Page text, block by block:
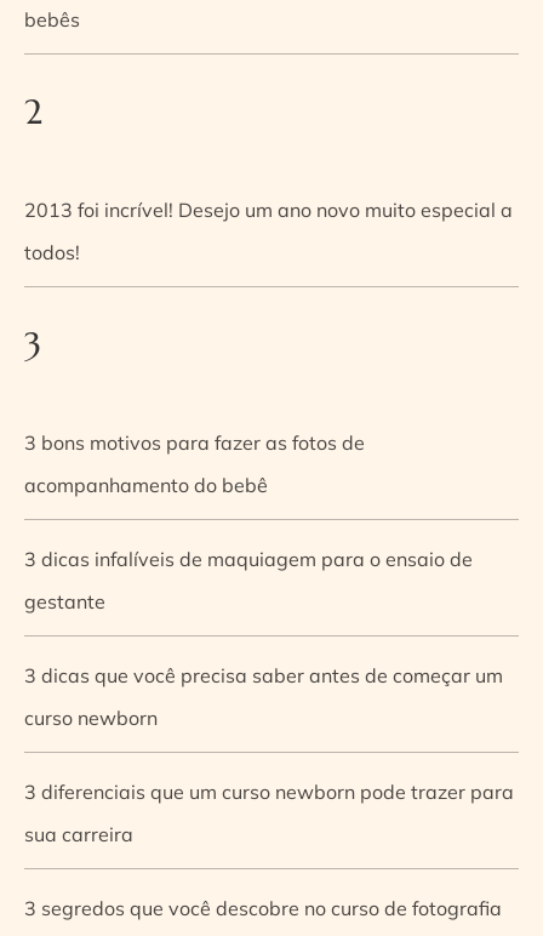
bebês
2
2013 foi incrível! Desejo um ano novo muito especial a
todos!
3
3 bons motivos para fazer as fotos de
acompanhamento do bebê
3 dicas infalíveis de maquiagem para o ensaio de
gestante
3 dicas que você precisa saber antes de começar um
curso newborn
3 diferenciais que um curso newborn pode trazer para
sua carreira
3 segredos que você descobre no curso de fotografia